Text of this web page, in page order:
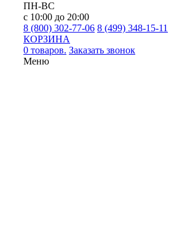
ПН-ВС
с 10:00 до 20:00
8 (800) 302-77-06 8 (499) 348-15-11
КОРЗИНА
0 товаров. Заказать звонок
Меню